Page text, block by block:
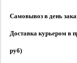
Самовывоз в день
Доставка курьером в
руб)